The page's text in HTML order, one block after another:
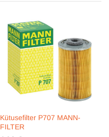
Kütusefilter P707 MANN-
FILTER